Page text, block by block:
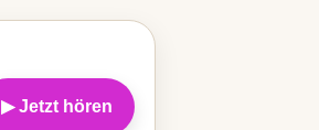
▶ Jetzt hören